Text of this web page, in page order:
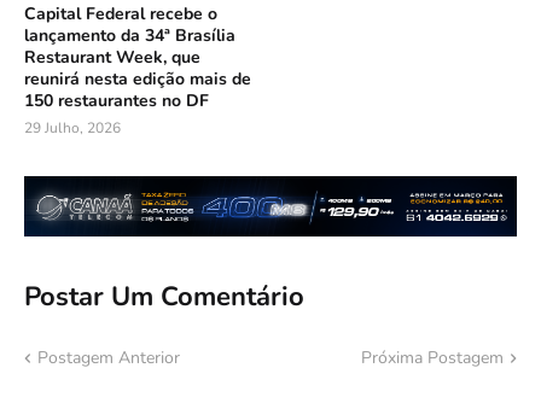
Capital Federal recebe o
lançamento da 34ª Brasília
Restaurant Week, que
reunirá nesta edição mais de
150 restaurantes no DF
29 Julho, 2026
Postar Um Comentário
Postagem Anterior Próxima Postagem